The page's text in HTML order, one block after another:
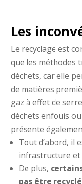
Les
Le recyclage est
que les méthodes
déchets, car elle
de matières
gaz à effet de
déchets enfouis
présente
Tout d’abord, il
infrastructure et
De plus,
pas être